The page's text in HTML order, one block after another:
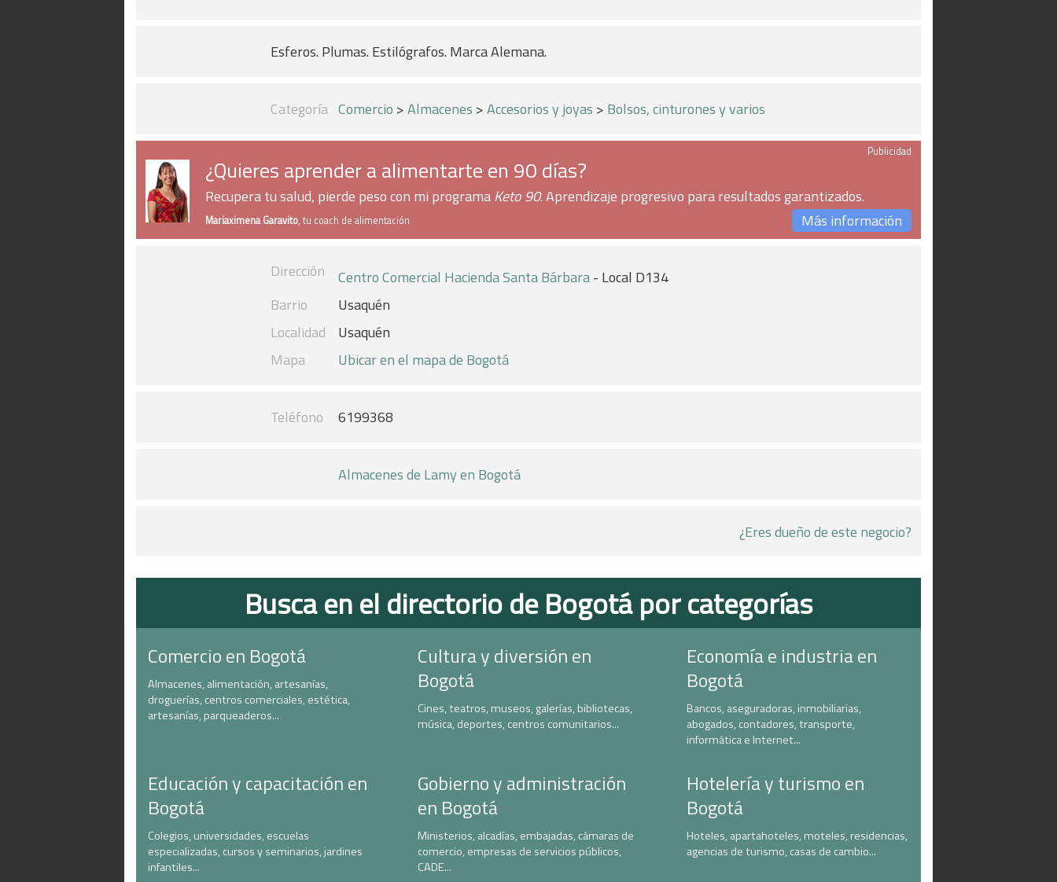
Esferos. Plumas. Estilógrafos. Marca Alemana.
Categoría Comercio >Almacenes >Accesorios y joyas > Bolsos, cinturones y varios
Publicidad
¿Quieres aprender a alimentarte en 90 días?
Recupera tu salud, pierde peso con mi programaKeto 90. Aprendizaje progresivo para resultados garantizados.
Mariaximena Garavito, tu coach de alimentación Más información
Dirección Centro Comercial Hacienda Santa Bárbara- Local D134
Barrio
Usaquén
Localidad
Usaquén
Mapa
Ubicar en el mapa de Bogotá
Teléfono 6199368
Almacenes de Lamy en Bogotá
¿Eres dueño de este negocio?
Busca en el directorio de Bogotá por categorías
Comercio en Bogotá
Almacenes, alimentación, artesanías,
droguerías, centros comerciales, estética,
artesanías, parqueaderos...
Cultura y diversión en
Bogotá
Cines, teatros, museos, galerías, bibliotecas,
música, deportes, centros comunitarios...
Economía e industria en
Bogotá
Bancos, aseguradoras, inmobiliarias,
abogados, contadores, transporte,
informática e Internet...
Educación y capacitación en
Bogotá
Colegios, universidades, escuelas
especializadas, cursos y seminarios, jardines
infantiles...
Gobierno y administración
en Bogotá
Ministerios, alcadías, embajadas, cámaras de
comercio, empresas de servicios públicos,
CADE...
Hotelería y turismo en
Bogotá
Hoteles, apartahoteles, moteles, residencias,
agencias de turismo, casas de cambio...